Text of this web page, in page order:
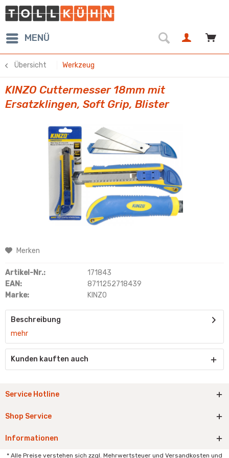
MENÜ
Übersicht Werkzeug
KINZO Cuttermesser 18mm mit
Ersatzklingen, Soft Grip, Blister
Merken
Artikel-Nr.:
171843
EAN:
8711252718439
Marke:
KINZO
Beschreibung
mehr
Kunden kauften auch
Service Hotline
Shop Service
Informationen
* Alle Preise verstehen sich zzgl. Mehrwertsteuer und Versandkosten und